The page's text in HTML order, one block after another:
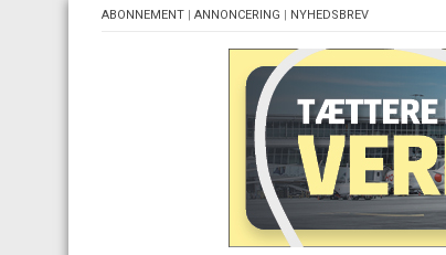
ABONNEMENT | ANNONCERING | NYHEDSBREV